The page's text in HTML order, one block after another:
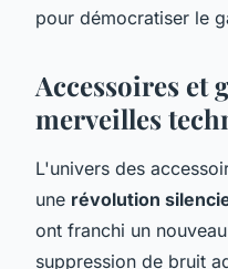
pour démocratiser le
Accessoires et
merveilles
L'univers des
une révolution
ont franchi un
suppression de bruit